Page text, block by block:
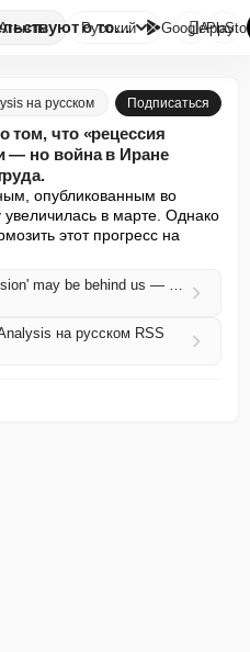
Данные свидетельствуют о том, ...
Русский GooglePlay

на русском Подписаться
том, что «рецессия
— но война в Иране
опубликованным во
увеличилась в марте. Однако
этот прогресс на
Data suggests 'hiring recession' may be behind us — but the Iran war poses job market risks
на русском RSS